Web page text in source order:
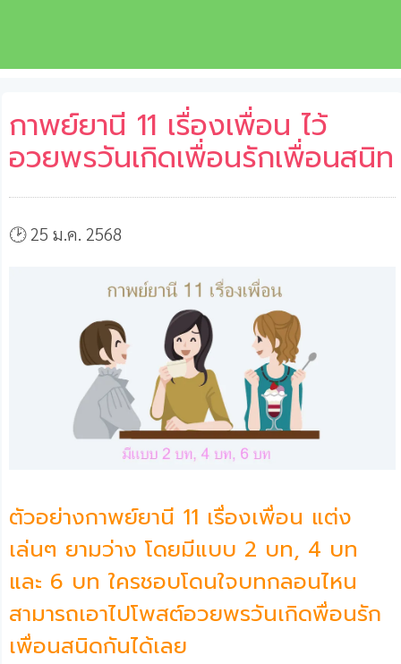
กาพย์ยานี 11 เรื่องเพื่อน ไว้
อวยพรวันเกิดเพื่อนรักเพื่อนสนิท
🕑 25 ม.ค. 2568
ตัวอย่างกาพย์ยานี 11 เรื่องเพื่อน แต่ง
เล่นๆ ยามว่าง โดยมีแบบ 2 บท, 4 บท
และ 6 บท ใครชอบโดนใจบทกลอนไหน
สามารถเอาไปโพสต์อวยพรวันเกิดพื่อนรัก
เพื่อนสนิดกันได้เลย